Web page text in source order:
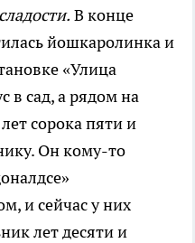
В конце
йошкаролинка и
«Улица
в сад, а рядом на
сорока пяти и
Он кому-то
и сейчас у них
лет десяти и